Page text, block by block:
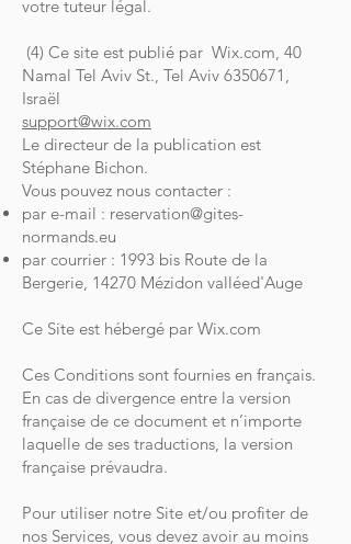
votre tuteur légal.
(4) Ce site est publié par Wix.com, 40
Namal Tel Aviv St., Tel Aviv 6350671 ,
Israël
support@wix.com
Le directeur de la publication est
Stéphane Bichon.
Vous pouvez nous contacter :
par e-mail : reservation@gites-
normands.eu
par courrier : 1993 bis Route de la
Bergerie, 14270 Mézidon valléed'Auge
Ce Site est hébergé par Wix.com
Ces Conditions sont fournies en français.
En cas de divergence entre la version
française de ce document et n’importe
laquelle de ses traductions, la version
française prévaudra.
Pour utiliser notre Site et/ou profiter de
nos Services, vous devez avoir au moins